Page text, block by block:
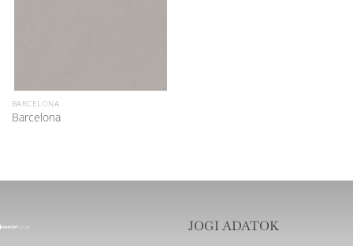
BARCELONA
Barcelona
JOGI ADATOK